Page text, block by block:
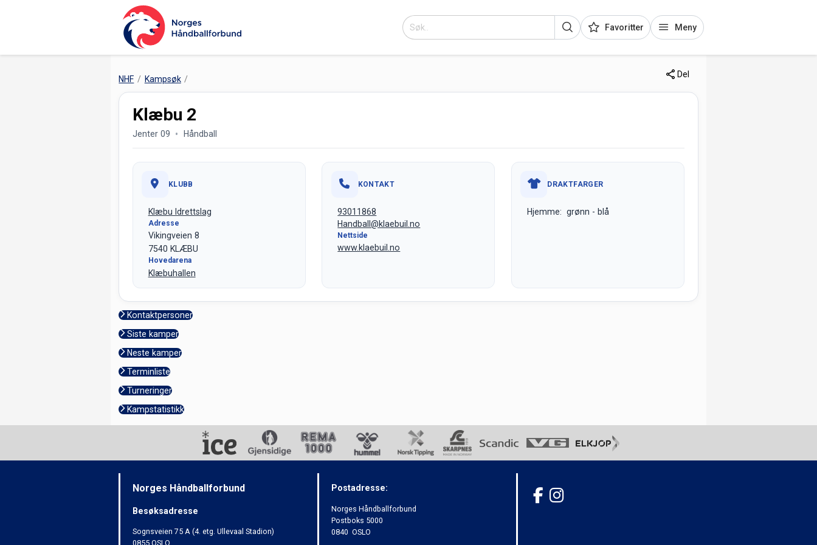
Favoritter Meny
NHF Kampsøk Del
Klæbu 2
Jenter 09 Håndball
KLUBB
Klæbu Idrettslag
Adresse
Vikingveien 8
7540 KLÆBU
Hovedarena
Klæbuhallen
KONTAKT
93011868
Handball@klaebuil.no
Nettside
www.klaebuil.no
DRAKTFARGER
Hjemme: grønn - blå
Kontaktpersoner
Siste kamper
Neste kamper
Terminliste
Turneringer
Kampstatistikk
Norges Håndballforbund
Besøksadresse
Sognsveien 75 A (4. etg. Ullevaal Stadion)
0855 OSLO
Postadresse:
Norges Håndballforbund
Postboks 5000
0840 OSLO